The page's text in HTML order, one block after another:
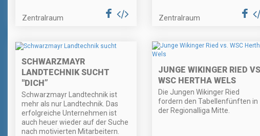
Zentralraum Zentralraum
SCHWARZMAYR
LANDTECHNIK SUCHT
"DICH”
Schwarzmayr Landtechnik ist
mehr als nur Landtechnik. Das
erfolgreiche Unternehmen ist
auch heuer wieder auf der Suche
nach motivierten Mitarbeitern.
JUNGE WIKINGER RIED
WSC HERTHA WELS
Die Jungen Wikinger Ried
fordern den Tabellenfünften in
der Regionalliga Mitte.